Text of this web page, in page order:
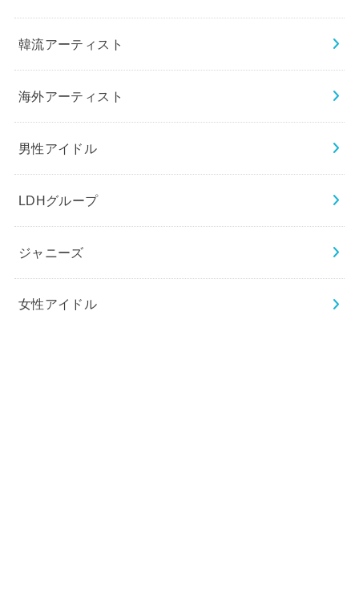
韓流アーティスト
海外アーティスト
男性アイドル
LDHグループ
ジャニーズ
女性アイドル